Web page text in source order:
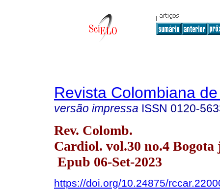
Revista Colombiana
versão impressa ISSN 0120-
Rev. Colomb.
Cardiol. vol.30 no.4 Bogota
Epub 06-Set-2023
https://doi.org/10.24875/